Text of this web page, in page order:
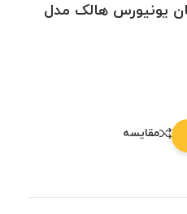
یونیورس هالک مدل
مقایسه